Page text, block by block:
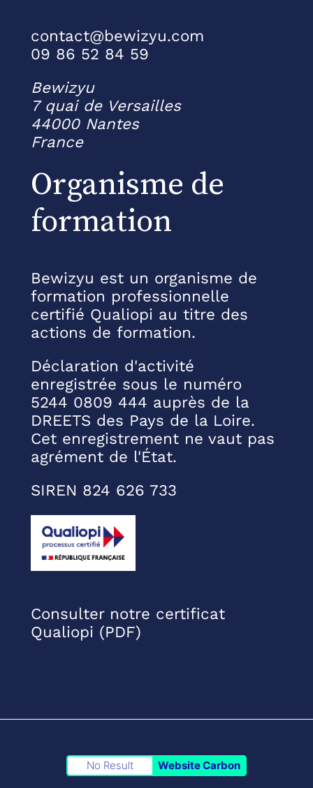
contact@bewizyu.com
09 86 52 84 59
Bewizyu
7 quai de Versailles
44000 Nantes
France
Organisme de
formation
Bewizyu est un organisme de
formation professionnelle
certifié Qualiopi au titre des
actions de formation.
Déclaration d'activité
enregistrée sous le numéro
5244 0809 444 auprès de la
DREETS des Pays de la Loire.
Cet enregistrement ne vaut pas
agrément de l'État.
SIREN 824 626 733
Consulter notre certificat
Qualiopi (PDF)
No Result Website Carbon